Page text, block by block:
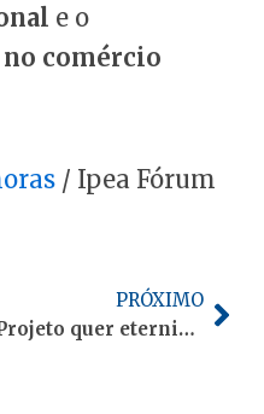
e o
no comércio
/ Ipea Fórum
PRÓXIMO
Projeto quer eternizar nome de Enéas Carneiro na primeira faculdade estadual do Acre